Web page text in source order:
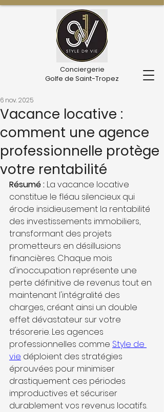
Conciergerie
Golfe de Saint-Tropez
Vacance locative :
comment une agence
professionnelle protège
votre rentabilité
6 nov. 2025
Résumé : La vacance locative
constitue le fléau silencieux qui
érode insidieusement la rentabilité
des investissements immobiliers,
transformant des projets
prometteurs en désillusions
financières. Chaque mois
d'inoccupation représente une
perte définitive de revenus tout en
maintenant l'intégralité des
charges, créant ainsi un double
effet dévastateur sur votre
trésorerie. Les agences
professionnelles comme Style de
vie déploient des stratégies
éprouvées pour minimiser
drastiquement ces périodes
improductives et sécuriser
durablement vos revenus locatifs.